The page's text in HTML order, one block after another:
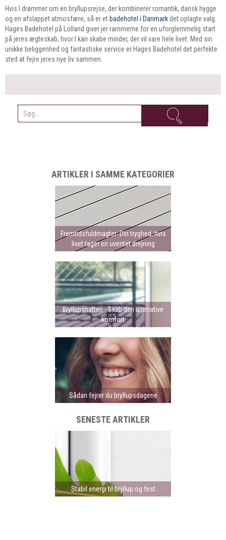
Hvis I drømmer om en bryllupsrejse, der kombinerer romantik, dansk hygge
og en afslappet atmosfære, så er et badehotel i Danmarkdet oplagte valg.
Hages Badehotel på Lolland giver jer rammerne for en uforglemmelig start
på jeres ægteskab, hvor I kan skabe minder, der vil vare hele livet. Med sin
unikke beliggenhed og fantastiske service er Hages Badehotel det perfekte
sted at fejre jeres nye liv sammen.
ARTIKLER I SAMME KATEGORIER
Fremtidsfuldmagter: Din tryghed, hvis
livet tager en uventet drejning
Bryllupsnatten - Skab den ultimative
komfort
Sådan fejrer du bryllupsdagene
SENESTE ARTIKLER
Stabil energi til bryllup og fest